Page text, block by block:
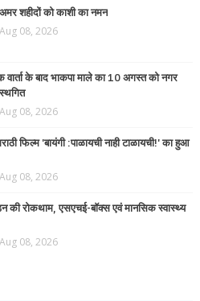
शहीदों को काशी का नमन
Aug 08, 2026
वार्ता के बाद भाकपा माले का 10 अगस्त को नगर
Aug 08, 2026
फिल्म 'बायंगी :पाळायची नाही टाळायची!' का हुआ
Aug 08, 2026
की रोकथाम, एसएचई-बॉक्स एवं मानसिक स्वास्थ्य
Aug 08, 2026